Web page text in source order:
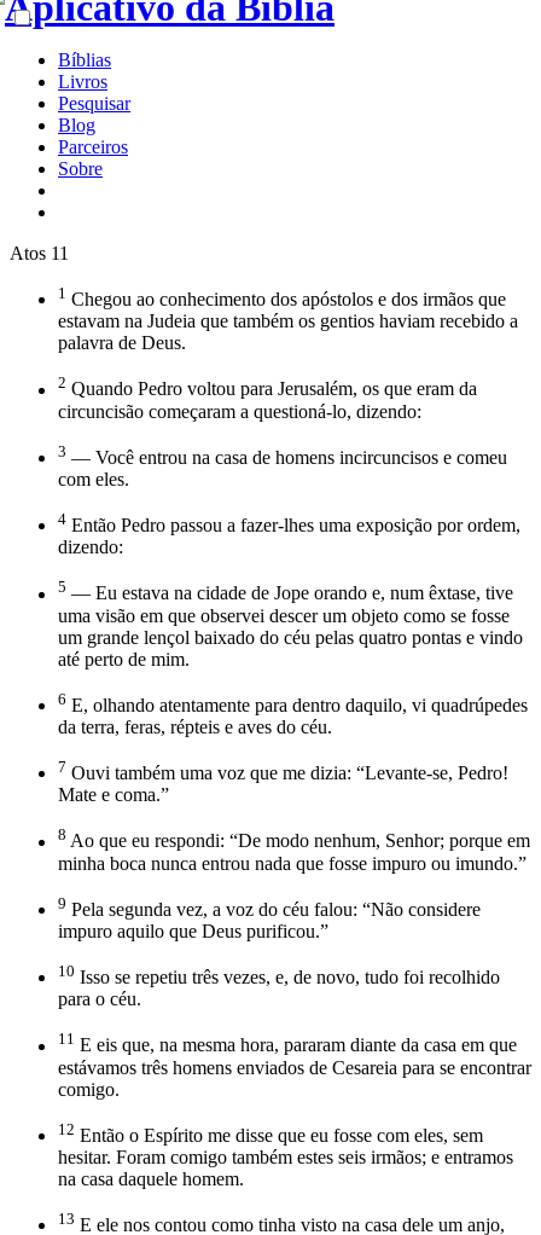
Bíblias
Livros
Pesquisar
Blog
Parceiros
Sobre
Atos 11
1 Chegou ao conhecimento dos apóstolos e dos irmãos que
estavam na Judeia que também os gentios haviam recebido a
palavra de Deus.
2 Quando Pedro voltou para Jerusalém, os que eram da
circuncisão começaram a questioná-lo, dizendo:
3 — Você entrou na casa de homens incircuncisos e comeu
com eles.
4 Então Pedro passou a fazer-lhes uma exposição por ordem,
dizendo:
5 — Eu estava na cidade de Jope orando e, num êxtase, tive
uma visão em que observei descer um objeto como se fosse
um grande lençol baixado do céu pelas quatro pontas e vindo
até perto de mim.
6 E, olhando atentamente para dentro daquilo, vi quadrúpedes
da terra, feras, répteis e aves do céu.
7 Ouvi também uma voz que me dizia: “Levante-se, Pedro!
Mate e coma.”
8 Ao que eu respondi: “De modo nenhum, Senhor; porque em
minha boca nunca entrou nada que fosse impuro ou imundo.”
9 Pela segunda vez, a voz do céu falou: “Não considere
impuro aquilo que Deus purificou.”
10 Isso se repetiu três vezes, e, de novo, tudo foi recolhido
para o céu.
11 E eis que, na mesma hora, pararam diante da casa em que
estávamos três homens enviados de Cesareia para se encontrar
comigo.
12 Então o Espírito me disse que eu fosse com eles, sem
hesitar. Foram comigo também estes seis irmãos; e entramos
na casa daquele homem.
13 E ele nos contou como tinha visto na casa dele um anjo,